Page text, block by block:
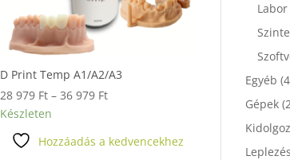
D Print Temp A1/A2/A3
28 979 Ft – 36 979 FtÁrtartomány:
-
Készleten
Hozzáadás a kedvencekhez
Egyéb
Gépek
Leplezés